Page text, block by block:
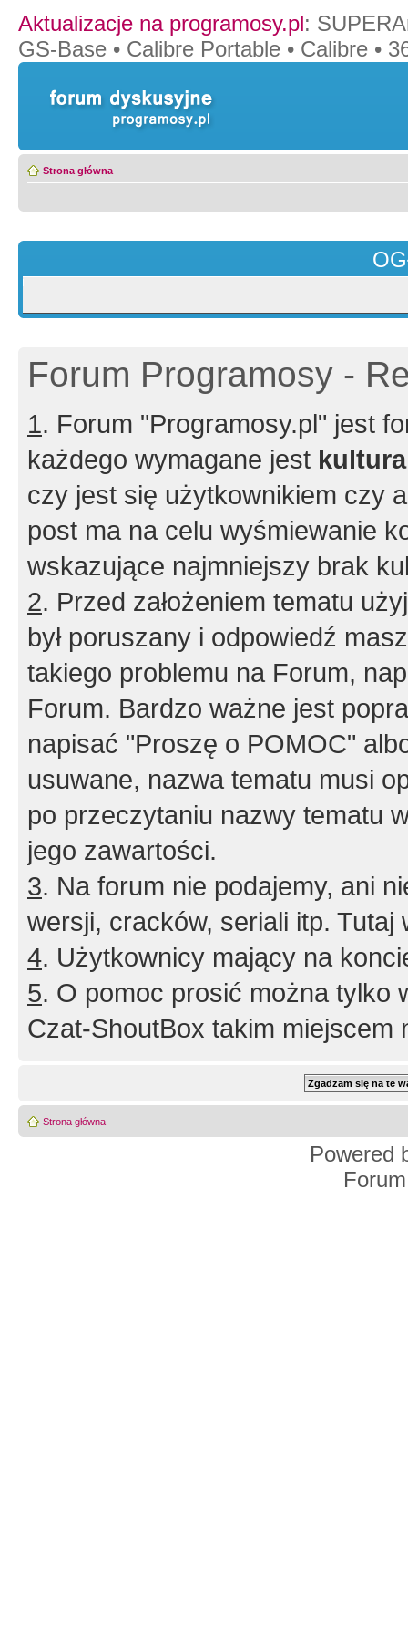
Aktualizacje na programosy.pl:
GS-Base • Calibre Portable • Calibre •
Strona główna
Forum Programosy -
1. Forum "Programosy.pl" jest
każdego wymagane jest
czy jest się użytkownikiem czy
post ma na celu wyśmiewanie
wskazujące najmniejszy brak
2. Przed założeniem tematu
był poruszany i odpowiedź
takiego problemu na Forum,
Forum. Bardzo ważne jest
napisać "Proszę o POMOC"
usuwane, nazwa tematu musi
po przeczytaniu nazwy tematu
jego zawartości.
3. Na forum nie podajemy, ani
wersji, cracków, seriali itp. Tutaj
4. Użytkownicy mający na
5. O pomoc prosić można tylko
Czat-ShoutBox takim miejscem
Strona główna
Powered